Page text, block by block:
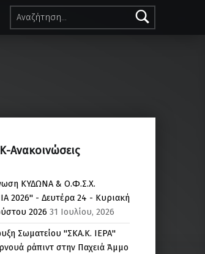
Αναζήτηση για:
Ανακοινώσεις
ΚΥΔΩΝΑ & Ο.Φ.Σ.Χ.
2026" - Δευτέρα 24 - Κυριακή
2026 31 Ιουλίου, 2026
Σωματείου "ΣΚΑ.Κ. ΙΕΡΑ"
ράπιντ στην Παχειά Άμμο